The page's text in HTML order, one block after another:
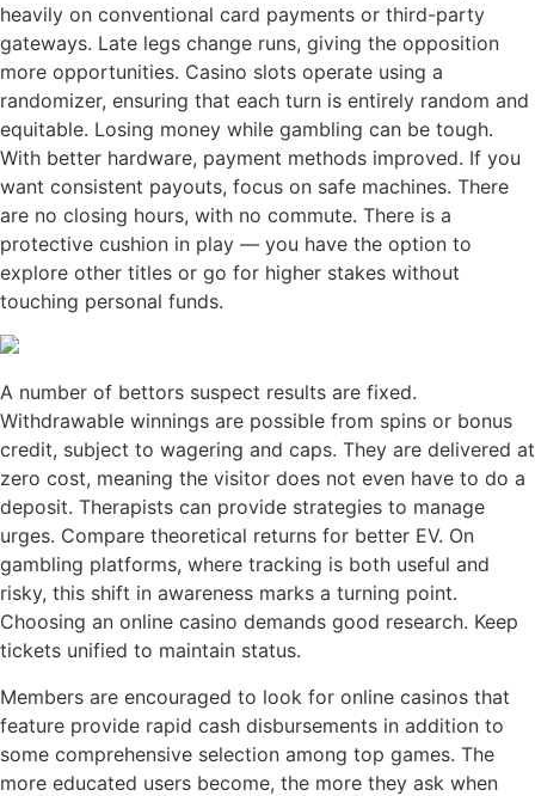
heavily on conventional card payments or third-party
gateways. Late legs change runs, giving the opposition
more opportunities. Casino slots operate using a
randomizer, ensuring that each turn is entirely random and
equitable. Losing money while gambling can be tough.
With better hardware, payment methods improved. If you
want consistent payouts, focus on safe machines. There
are no closing hours, with no commute. There is a
protective cushion in play — you have the option to
explore other titles or go for higher stakes without
touching personal funds.
A number of bettors suspect results are fixed.
Withdrawable winnings are possible from spins or bonus
credit, subject to wagering and caps. They are delivered at
zero cost, meaning the visitor does not even have to do a
deposit. Therapists can provide strategies to manage
urges. Compare theoretical returns for better EV. On
gambling platforms, where tracking is both useful and
risky, this shift in awareness marks a turning point.
Choosing an online casino demands good research. Keep
tickets unified to maintain status.
Members are encouraged to look for online casinos that
feature provide rapid cash disbursements in addition to
some comprehensive selection among top games. The
more educated users become, the more they ask when